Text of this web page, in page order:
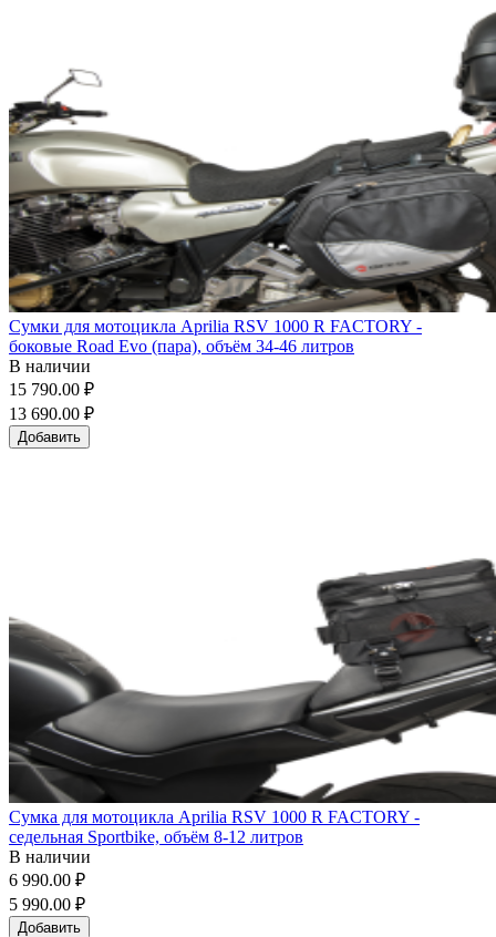
Сумки для мотоцикла Aprilia RSV 1000 R FACTORY -
боковые Road Evo (пара), объём 34-46 литров
В наличии
15 790.00 ₽
13 690.00 ₽
Добавить
Сумка для мотоцикла Aprilia RSV 1000 R FACTORY -
седельная Sportbike, объём 8-12 литров
В наличии
6 990.00 ₽
5 990.00 ₽
Добавить